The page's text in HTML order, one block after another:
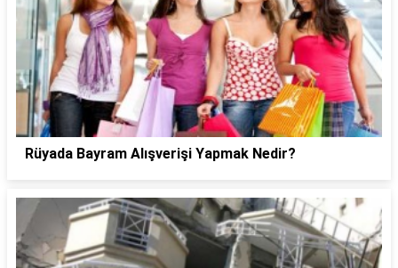
Rüyada Bayram Alışverişi Yapmak Nedir?